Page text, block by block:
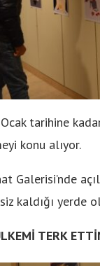
tarihine
konu alıyor.
Galerisi’nde
kaldığı yerde
TERK